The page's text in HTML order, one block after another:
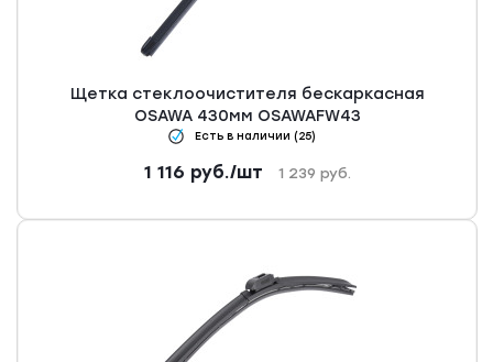
Щетка стеклоочистителя бескаркасная
OSAWA 430мм OSAWAFW43
Есть в наличии (25)
1 116 руб./шт 1 239 руб.